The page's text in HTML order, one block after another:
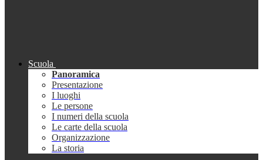
Scuola
Panoramica
Presentazione
I luoghi
Le persone
I numeri della scuola
Le carte della scuola
Organizzazione
La storia